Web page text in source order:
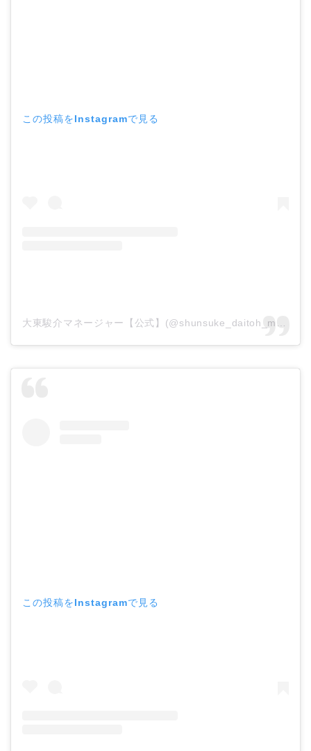
この投稿をInstagramで見る
この投稿をInstagramで見る